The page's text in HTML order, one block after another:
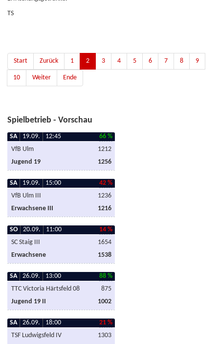
TS
Start Zurück 1 2 3 4 5 6 7 8 9
10 Weiter Ende
Spielbetrieb - Vorschau
SA 19.09. 12:45
66 %
VfB Ulm
1212
Jugend 19
1256
SA 19.09. 15:00
42 %
VfB Ulm III
1236
Erwachsene III
1216
SO 20.09. 11:00
14 %
SC Staig III
1654
Erwachsene
1538
SA 26.09. 13:00
88 %
TTC Victoria Härtsfeld 08
875
Jugend 19 II
1002
SA 26.09. 18:00
21 %
TSF Ludwigsfeld IV
1303